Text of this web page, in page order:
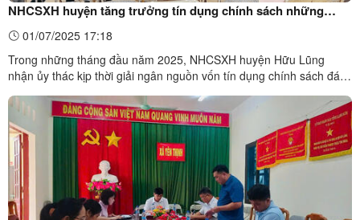
NHCSXH huyện tăng trưởng tín dụng chính sách những
tháng đầu năm 2025 đáp ứng nhu cầu vay vốn của nhân dân
trên địa bàn huyện Hữu Lũng
01/07/2025 17:18
Trong những tháng đầu năm 2025, NHCSXH huyện Hữu Lũng
nhận ủy thác kịp thời giải ngân nguồn vốn tín dụng chính sách đáp
nghèo và các đối tượng chính sách. Tính đến ngày 28/02/2025,
NHCSXH huyện Hữu Lũng đã giải ngân cho 535 lượt khách ...